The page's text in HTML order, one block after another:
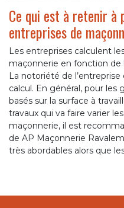
Ce qui est à retenir à
entreprises de
Les entreprises calculent
maçonnerie en fonction de
La notoriété de
calcul. En général, pour les
basés sur la surface à
travaux qui va faire varier
maçonnerie, il est
de AP Maçonnerie
très abordables alors que